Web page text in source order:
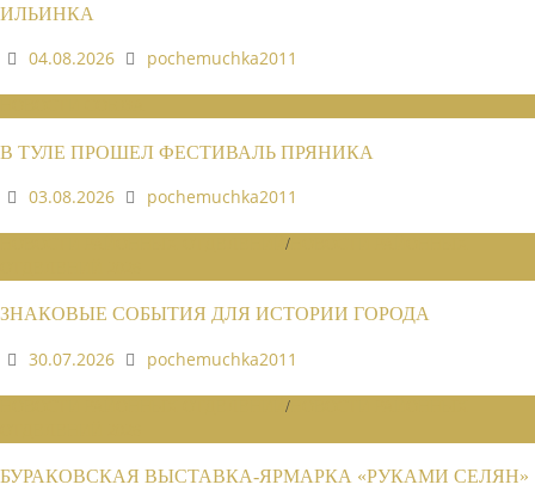
ИЛЬИНКА
04.08.2026
pochemuchka2011
В ТУЛЕ ПРОШЕЛ ФЕСТИВАЛЬ ПРЯНИКА
03.08.2026
pochemuchka2011
/
ЗНАКОВЫЕ СОБЫТИЯ ДЛЯ ИСТОРИИ ГОРОДА
30.07.2026
pochemuchka2011
/
БУРАКОВСКАЯ ВЫСТАВКА-ЯРМАРКА «РУКАМИ СЕЛЯН»